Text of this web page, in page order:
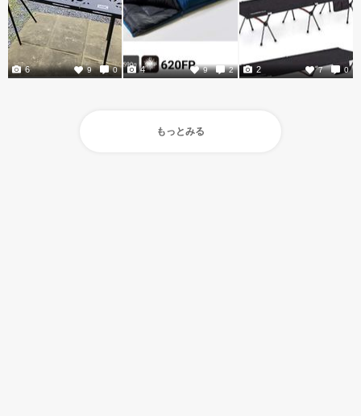
9 0
6 9 2
4 7 0
2
もっとみる